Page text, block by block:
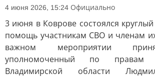
4 июня 2026, 15:24 Официально
3 июня в Коврове состоялся
помощь участникам СВО и членам
важном мероприятии
уполномоченный по правам
Владимирской области